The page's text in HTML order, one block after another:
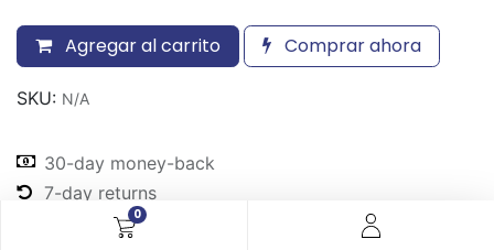
0
Agregar al carrito Comprar ahora
SKU: N/A
30-day money-back
7-day returns
Shipping: 2-3 Days